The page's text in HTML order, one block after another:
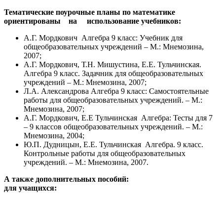
Тематические поурочные планы по математике
ориентированы на использование учебников:
А.Г. Мордкович Алгебра 9 класс: Учебник для
общеобразовательных учреждений – М.: Мнемозина,
2007;
А.Г. Мордкович, Т.Н. Мишустина, Е.Е. Тульчинская.
Алгебра 9 класс. Задачник для общеобразовательных
учреждений – М.: Мнемозина, 2007;
Л.А. Александрова Алгебра 9 класс: Самостоятельные
работы для общеобразовательных учреждений. – М.:
Мнемозина, 2007;
А.Г. Мордкович, Е.Е Тульчинская Алгебра: Тесты для 7
– 9 классов общеобразовательных учреждений. – М.:
Мнемозина, 2004;
Ю.П. Дудницын, Е.Е. Тульчинская Алгебра. 9 класс.
Контрольные работы для общеобразовательных
учреждений. – М.: Мнемозина, 2007.
А также дополнительных пособий:
для учащихся: